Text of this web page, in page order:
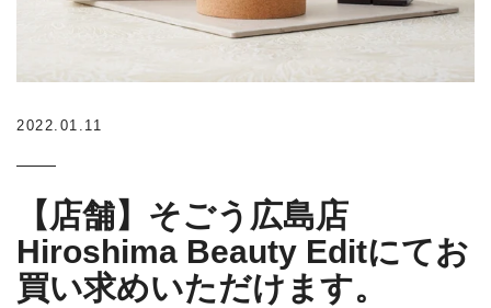
2022.01.11
【店舗】そごう広島店
Hiroshima Beauty Editにてお
買い求めいただけます。